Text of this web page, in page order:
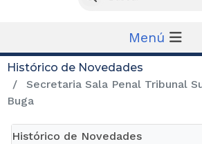
Menú
Histórico de Novedades
Secretaria Sala Penal Tribunal
Buga
Histórico de Novedades